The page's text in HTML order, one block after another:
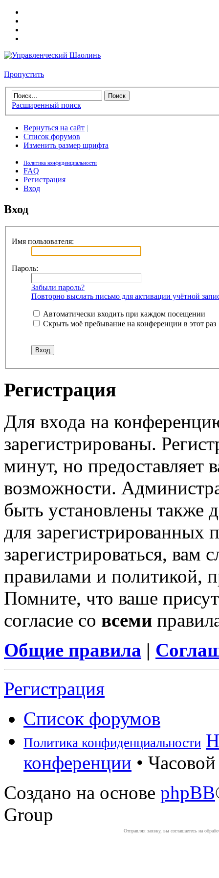
Пропустить
Расширенный поиск
Вернуться на сайт |
Список форумов
Изменить размер шрифта
Политика конфиденциальности
FAQ
Регистрация
Вход
Вход
Имя пользователя:
Пароль:
Забыли пароль?
Повторно выслать письмо для активации учётной
Автоматически входить при каждом посещении
Скрыть моё пребывание на конференции в этот раз
Регистрация
Для входа на
зарегистрированы.
минут, но предоставляет
возможности.
быть установлены также
для зарегистрированных
зарегистрироваться, вам
правилами и политикой,
Помните, что ваше
согласие со всеми
Общие правила |
Регистрация
Список форумов
Политика конфиденциальности
конференции •
Создано на основе phpBB
Group
Отправляя заявку, вы соглашаетесь на